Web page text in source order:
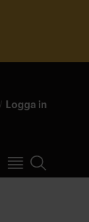
Logga in